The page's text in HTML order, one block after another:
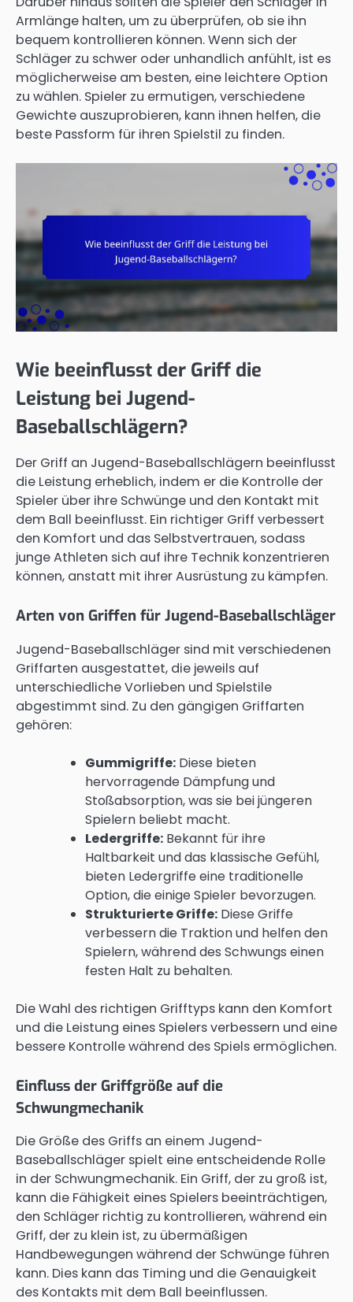
Armlänge halten, um zu überprüfen, ob sie ihn
bequem kontrollieren können. Wenn sich der
Schläger zu schwer oder unhandlich anfühlt, ist es
möglicherweise am besten, eine leichtere Option
zu wählen. Spieler zu ermutigen, verschiedene
Gewichte auszuprobieren, kann ihnen helfen, die
beste Passform für ihren Spielstil zu finden.
Wie beeinflusst der Griff die
Leistung bei Jugend-
Baseballschlägern?
Der Griff an Jugend-Baseballschlägern beeinflusst
die Leistung erheblich, indem er die Kontrolle der
Spieler über ihre Schwünge und den Kontakt mit
dem Ball beeinflusst. Ein richtiger Griff verbessert
den Komfort und das Selbstvertrauen, sodass
junge Athleten sich auf ihre Technik konzentrieren
können, anstatt mit ihrer Ausrüstung zu kämpfen.
Arten von Griffen für Jugend-Baseballschläger
Jugend-Baseballschläger sind mit verschiedenen
Griffarten ausgestattet, die jeweils auf
unterschiedliche Vorlieben und Spielstile
abgestimmt sind. Zu den gängigen Griffarten
gehören:
Gummigriffe: Diese bieten
hervorragende Dämpfung und
Stoßabsorption, was sie bei jüngeren
Spielern beliebt macht.
Ledergriffe: Bekannt für ihre
Haltbarkeit und das klassische Gefühl,
bieten Ledergriffe eine traditionelle
Option, die einige Spieler bevorzugen.
Strukturierte Griffe: Diese Griffe
verbessern die Traktion und helfen den
Spielern, während des Schwungs einen
festen Halt zu behalten.
Die Wahl des richtigen Grifftyps kann den Komfort
und die Leistung eines Spielers verbessern und eine
bessere Kontrolle während des Spiels ermöglichen.
Einfluss der Griffgröße auf die
Schwungmechanik
Die Größe des Griffs an einem Jugend-
Baseballschläger spielt eine entscheidende Rolle
in der Schwungmechanik. Ein Griff, der zu groß ist,
kann die Fähigkeit eines Spielers beeinträchtigen,
den Schläger richtig zu kontrollieren, während ein
Griff, der zu klein ist, zu übermäßigen
Handbewegungen während der Schwünge führen
kann. Dies kann das Timing und die Genauigkeit
des Kontakts mit dem Ball beeinflussen.